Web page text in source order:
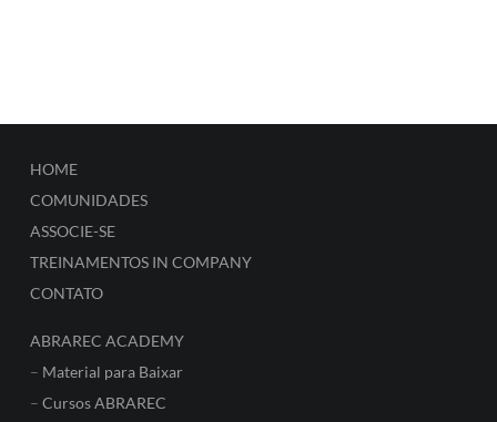
HOME
COMUNIDADES
ASSOCIE-SE
TREINAMENTOS IN COMPANY
CONTATO
ABRAREC ACADEMY
– Material para Baixar
– Cursos ABRAREC